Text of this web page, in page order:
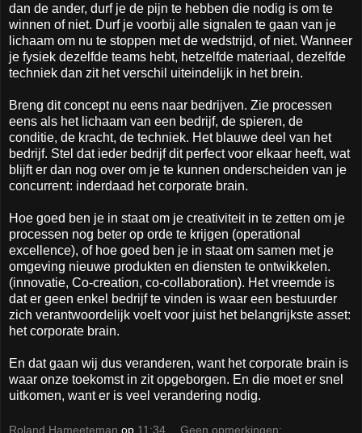
dan de ander, durf je de pijn te hebben die nodig is om te
winnen of niet. Durf je voorbij alle signalen te gaan van je
lichaam om nu te stoppen met de wedstrijd, of niet. Wanneer
je fysiek dezelfde teams hebt, hetzelfde materiaal, dezelfde
techniek dan zit het verschil uiteindelijk in het brein.
Breng dit concept nu eens naar bedrijven. Zie processen
eens als het lichaam van een bedrijf, de spieren, de
conditie, de kracht, de techniek. Het blauwe deel van het
bedrijf. Stel dat ieder bedrijf dit perfect voor elkaar heeft, wat
blijft er dan nog over om je te kunnen onderscheiden van je
concurrent: inderdaad het corporate brain.
Hoe goed ben je in staat om je creativiteit in te zetten om je
processen nog beter op orde te krijgen (operational
excellence), of hoe goed ben je in staat om samen met je
omgeving nieuwe produkten en diensten te ontwikkelen.
(innovatie, Co-creation, co-collaboration). Het vreemde is
dat er geen enkel bedrijf te vinden is waar een bestuurder
zich verantwoordelijk voelt voor juist het belangrijkste asset:
het corporate brain.
En dat gaan wij dus veranderen, want het corporate brain is
waar onze toekomst in zit opgeborgen. En die moet er snel
uitkomen, want er is veel verandering nodig.
Roland Hameeteman op 11:34 Geen opmerkingen: